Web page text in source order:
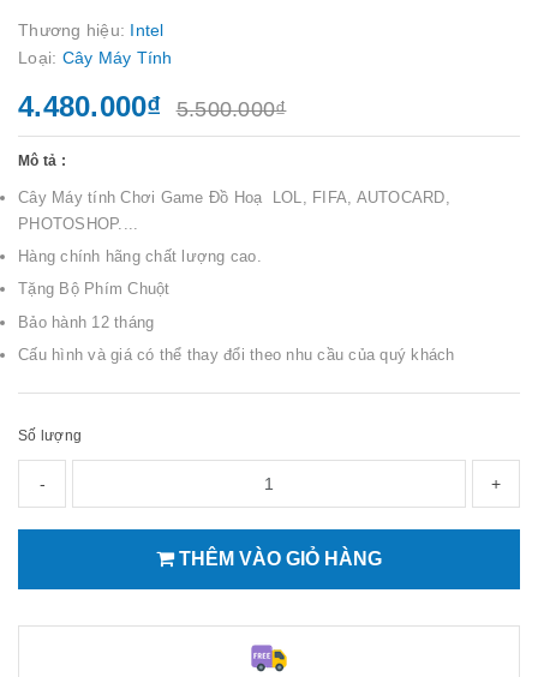
Thương hiệu: Intel
Loại: Cây Máy Tính
4.480.000₫ 5.500.000₫
Mô tả :
Cây Máy tính Chơi Game Đồ Hoạ LOL, FIFA, AUTOCARD,
PHOTOSHOP....
Hàng chính hãng chất lượng cao.
Tặng Bộ Phím Chuột
Bảo hành 12 tháng
Cấu hình và giá có thể thay đổi theo nhu cầu của quý khách
Số lượng
- +
THÊM VÀO GIỎ HÀNG